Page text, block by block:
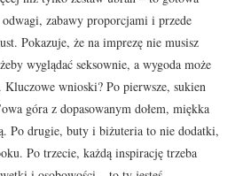
zabawy proporcjami i przede
Pokazuje, że na imprezę nie musisz
wyglądać seksownie, a wygoda może
wnioski? Po pierwsze, sukien
góra z dopasowanym dołem, miękka
Po drugie, buty i biżuteria to nie dodatki,
Po trzecie, każdą inspirację trzeba